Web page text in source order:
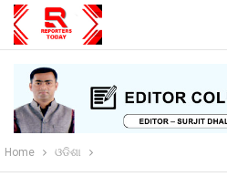
Home ଓଡିଶା